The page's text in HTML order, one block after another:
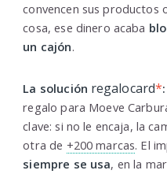
convencen sus productos
cosa, ese dinero acaba
un cajón.
La solución regalocard*:
regalo para Moeve
clave: si no le encaja, la
otra de +200 marcas. El
siempre se usa, en la